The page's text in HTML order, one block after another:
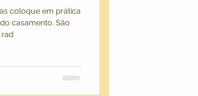
coloque em prática
casamento. São
rad